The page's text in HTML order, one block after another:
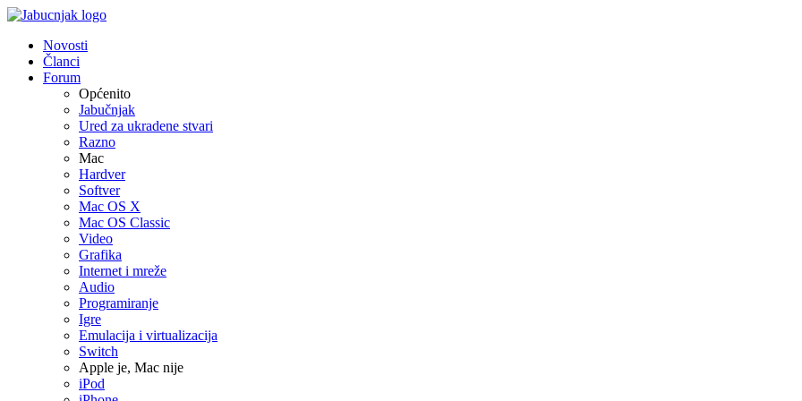
Novosti
Članci
Forum
Općenito
Jabučnjak
Ured za ukradene stvari
Razno
Mac
Hardver
Softver
Mac OS X
Mac OS Classic
Video
Grafika
Internet i mreže
Audio
Programiranje
Igre
Emulacija i virtualizacija
Switch
Apple je, Mac nije
iPod